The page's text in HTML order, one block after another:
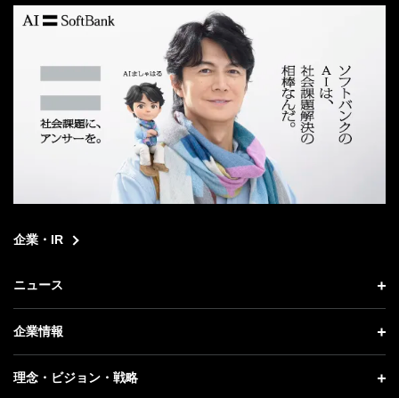
企業・IR
ニュース
ニュース トップ
プレスリリース
企業情報
企業情報 トップ
理念・ビジョン・戦略